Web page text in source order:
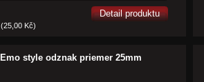
(25,00 Kč)
Detail produktu
Emo style odznak priemer 25mm